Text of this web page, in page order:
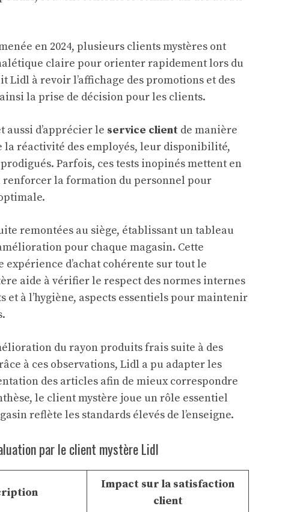
en 2024, plusieurs clients mystères ont
claire pour orienter rapidement lors du
Lidl à revoir l’affichage des promotions et des
la prise de décision pour les clients.
aussi d’apprécier le service client de manière
la réactivité des employés, leur disponibilité,
Parfois, ces tests inopinés mettent en
la formation du personnel pour
remontées au siège, établissant un tableau
pour chaque magasin. Cette
d’achat cohérente sur tout le
aide à vérifier le respect des normes internes
à l’hygiène, aspects essentiels pour maintenir
du rayon produits frais suite à des
à ces observations, Lidl a pu adapter les
des articles afin de mieux correspondre
le client mystère joue un rôle essentiel
reflète les standards élevés de l’enseigne.
par le client mystère Lidl
Impact sur la satisfaction
client